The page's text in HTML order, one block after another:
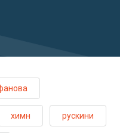
химн рускини